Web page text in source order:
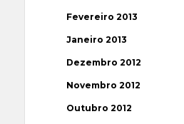
Fevereiro 2013
Janeiro 2013
Dezembro 2012
Novembro 2012
Outubro 2012